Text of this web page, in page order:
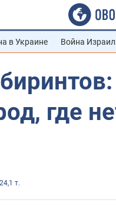
в Украине Война
где
24,1 т.